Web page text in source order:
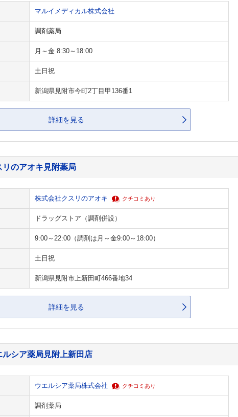
マルイメディカル株式会社
調剤薬局
月～金 8:30～18:00
土日祝
新潟県見附市今町2丁目甲136番1
詳細を見る
のアオキ見附薬局
株式会社クスリのアオキ クチコミあり
ドラッグストア（調剤併設）
9:00～22:00（調剤は月～金9:00～18:00）
土日祝
新潟県見附市上新田町466番地34
詳細を見る
シア薬局見附上新田店
ウエルシア薬局株式会社 クチコミあり
調剤薬局